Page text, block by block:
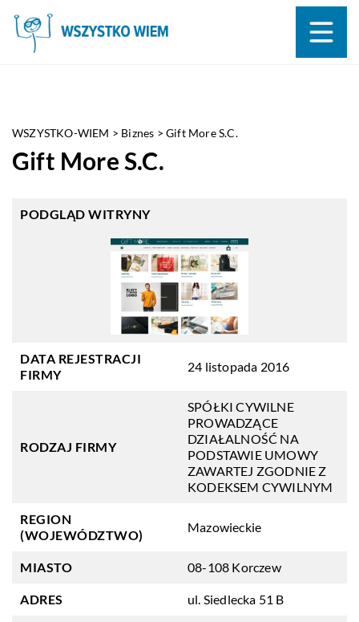
WSZYSTKO-WIEM > Biznes >Gift More S.C.
Gift More S.C.
PODGLĄD WITRYNY
DATA REJESTRACJI
FIRMY
24 listopada 2016
RODZAJ FIRMY
SPÓŁKI CYWILNE
PROWADZĄCE
DZIAŁALNOŚĆ NA
PODSTAWIE UMOWY
ZAWARTEJ ZGODNIE Z
KODEKSEM CYWILNYM
REGION
(WOJEWÓDZTWO)
Mazowieckie
MIASTO 08-108 Korczew
ADRES ul. Siedlecka 51 B